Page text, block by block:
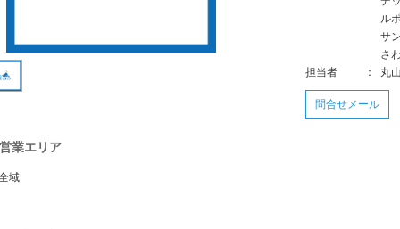
ル
サ
さ
担当者
： 丸
問合せメール
営業エリア
域